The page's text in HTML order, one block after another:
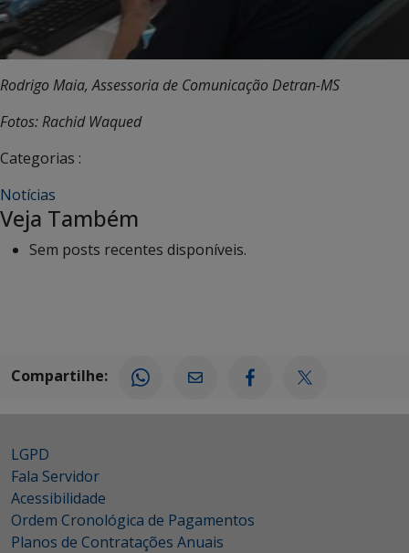
Rodrigo Maia, Assessoria de Comunicação Detran-MS
Fotos: Rachid Waqued
Categorias :
Notícias
Veja Também
Sem posts recentes disponíveis.
Compartilhe:
LGPD
Fala Servidor
Acessibilidade
Ordem Cronológica de Pagamentos
Planos de Contratações Anuais